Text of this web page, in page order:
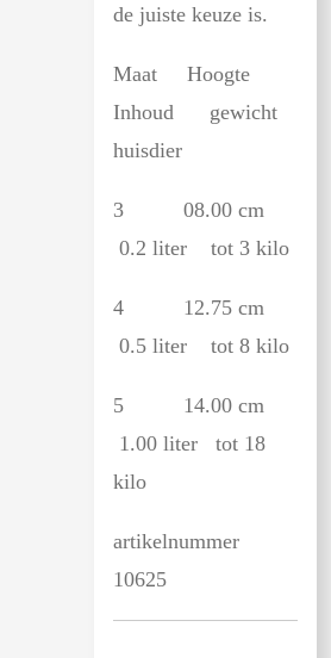
de juiste keuze is.
Maat Hoogte
Inhoud gewicht
huisdier
3 08.00 cm
0.2 liter tot 3 kilo
4 12.75 cm
0.5 liter tot 8 kilo
5 14.00 cm
1.00 liter tot 18
kilo
artikelnummer
10625